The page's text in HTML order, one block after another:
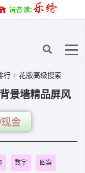
行 > 花版高级搜索
景墙精品屏风
金
数字 图案